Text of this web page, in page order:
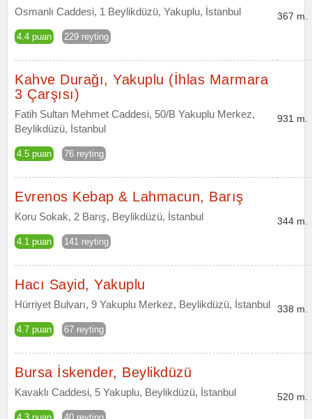
Osmanlı Caddesi, 1 Beylikdüzü, Yakuplu, İstanbul
4.4 puan 229 reyting
367 m.
Kahve Durağı, Yakuplu (İhlas Marmara
3 Çarşısı)
Fatih Sultan Mehmet Caddesi, 50/B Yakuplu Merkez,
Beylikdüzü, İstanbul
4.5 puan 76 reyting
931 m.
Evrenos Kebap & Lahmacun, Barış
Koru Sokak, 2 Barış, Beylikdüzü, İstanbul
4.1 puan 141 reyting
344 m.
Hacı Sayid, Yakuplu
Hürriyet Bulvarı, 9 Yakuplu Merkez, Beylikdüzü, İstanbul
4.7 puan 67 reyting
338 m.
Bursa İskender, Beylikdüzü
Kavaklı Caddesi, 5 Yakuplu, Beylikdüzü, İstanbul 520 m.